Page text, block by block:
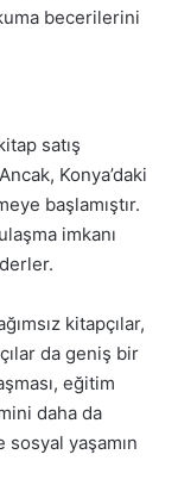
becerilerini
satış
Konya’daki
başlamıştır.
imkanı
kitapçılar,
da geniş bir
eğitim
daha da
yaşamın